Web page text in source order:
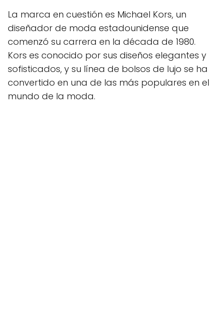
La marca en cuestión es Michael Kors, un
diseñador de moda estadounidense que
comenzó su carrera en la década de 1980.
Kors es conocido por sus diseños elegantes y
sofisticados, y su línea de bolsos de lujo se ha
convertido en una de las más populares en el
mundo de la moda.